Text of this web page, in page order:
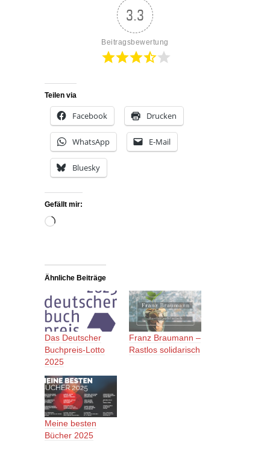
3.3
Beitragsbewertung
Teilen via
Facebook Drucken
WhatsApp E-Mail
Bluesky
Gefällt mir:
Wird
Ähnliche Beiträge
Das Deutscher
Buchpreis-Lotto
2025
Franz Braumann –
Rastlos solidarisch
Meine besten
Bücher 2025